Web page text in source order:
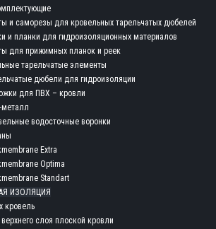
и саморезы для кровельных тарельчатых дюбелей
и планки для гидроизоляционных материалов
для прижимных планок и реек
тарельчатые элементы
дюбели для гидроизоляции
для ПВХ – кровли
металл
водосточные воронки
Extra
Optima
Standart
ИЗОЛЯЦИЯ
кровель
слоя плоской кровли